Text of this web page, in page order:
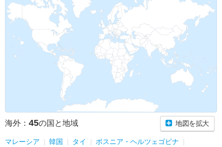
海外： 45の国と地域 地図を拡大
マレーシア 韓国 タイ
ボスニア・ヘルツェゴビナ